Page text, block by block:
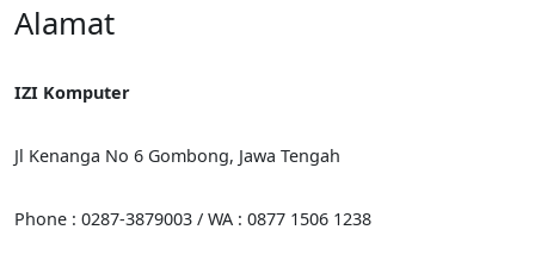
Alamat
IZI Komputer
Jl Kenanga No 6 Gombong, Jawa Tengah
Phone : 0287-3879003 / WA : 0877 1506 1238